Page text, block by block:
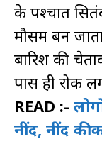
के पश्चात
मौसम बन
बारिश की
पास ही रोक
READ :-
नींद, नींद की